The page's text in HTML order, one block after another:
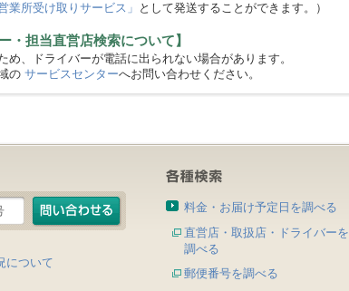
営業所受け取りサービス」 として発送することができます。）
・担当直営店検索について】
、ドライバーが電話に出られない場合があります。
の サービスセンターへお問い合わせください。
について
料金・お届け予定日を調べる
直営店・取扱店・ドライバーを
調べる
郵便番号を調べる